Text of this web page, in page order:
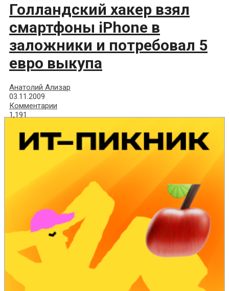
Голландский хакер взял
смартфоны iPhone в
заложники и потребовал 5
евро выкупа
Анатолий Ализар
03.11.2009
Комментарии
1,191